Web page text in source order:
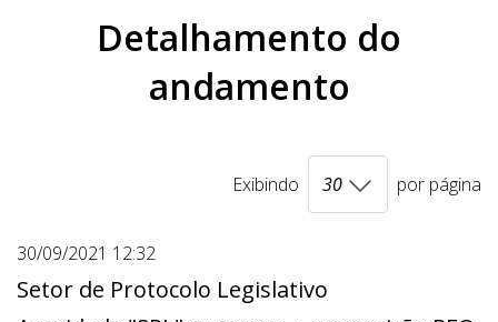
Detalhamento do
andamento
Exibindo por página
30/09/2021 12:32
Setor de Protocolo Legislativo